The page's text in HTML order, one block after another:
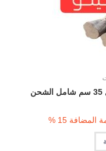
15 %